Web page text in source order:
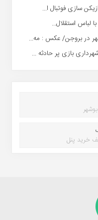
سازی فوتبال ا...
لباس استقلال...
در بروجن/ عکس : مه...
بازی پر حادثه ...